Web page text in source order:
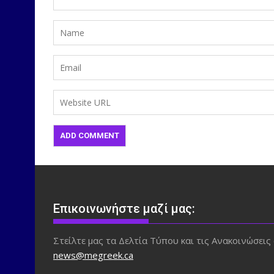
Επικοινωνήστε μαζί μας:
Στείλτε μας τα Δελτία Τύπου και τις Ανακοινώσεις
news@megreek.ca